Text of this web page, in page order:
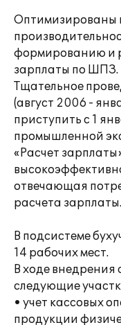
Оптимизированы
формированию и
зарплаты по ШПЗ.
Тщательное
(август 2006 -
приступить с 1
промышленной
«Расчет
отвечающая
расчета зарплаты.
В подсистеме
14 рабочих мест.
В ходе
следующие
• учет кассовых
продукции